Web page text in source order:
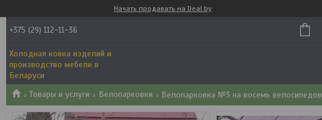
Начать продавать на Deal.by
+375 (29) 112-11-36
Холодная ковка изделий и
производство мебели в
Беларуси
Товары и услуги Велопарковки Велопарковка №3 на восемь велосипедов